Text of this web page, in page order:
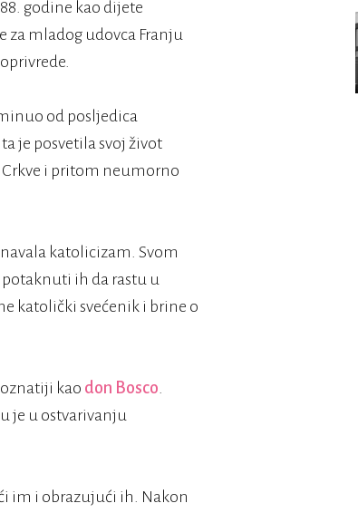
godine kao dijete
mladog udovca Franju
od posljedica
je posvetila svoj život
i pritom neumorno
katolicizam. Svom
ih da rastu u
katolički svećenik i brine o
kao don Bosco
je u ostvarivanju
im i obrazujući ih. Nakon